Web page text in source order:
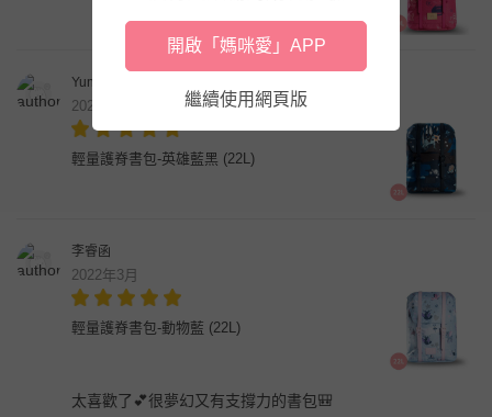
Yunrong Yang
2022年3月
輕量護脊書包-英雄藍黑 (22L)
李睿函
2022年3月
輕量護脊書包-動物藍 (22L)
太喜歡了💕很夢幻又有支撐力的書包🎒
開啟「媽咪愛」APP
繼續使用網頁版